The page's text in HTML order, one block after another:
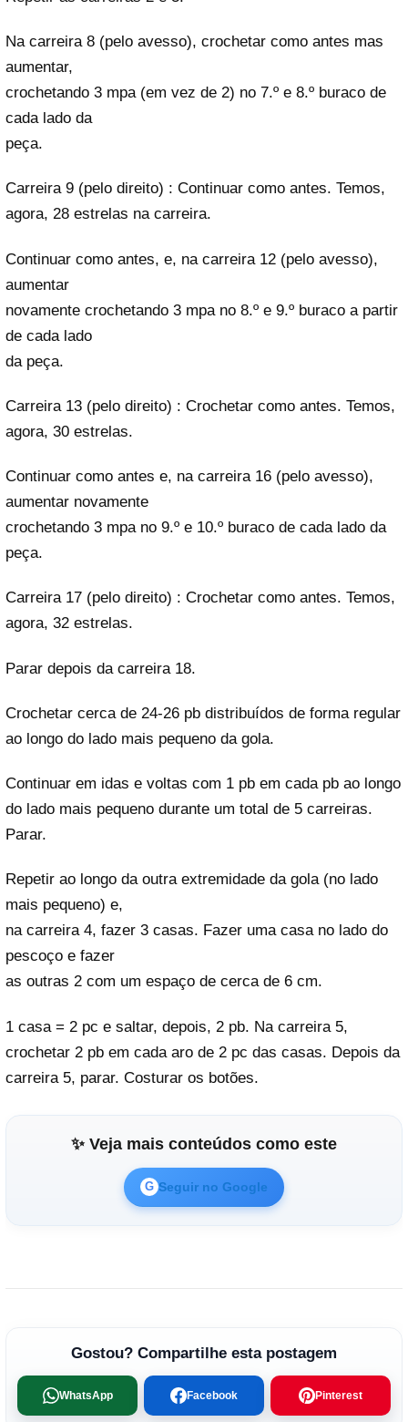
Na carreira 8 (pelo avesso), crochetar como antes mas
aumentar,
crochetando 3 mpa (em vez de 2) no 7.º e 8.º buraco de
cada lado da
peça.
Carreira 9 (pelo direito) : Continuar como antes. Temos,
agora, 28 estrelas na carreira.
Continuar como antes, e, na carreira 12 (pelo avesso),
aumentar
novamente crochetando 3 mpa no 8.º e 9.º buraco a partir
de cada lado
da peça.
Carreira 13 (pelo direito) : Crochetar como antes. Temos,
agora, 30 estrelas.
Continuar como antes e, na carreira 16 (pelo avesso),
aumentar novamente
crochetando 3 mpa no 9.º e 10.º buraco de cada lado da
peça.
Carreira 17 (pelo direito) : Crochetar como antes. Temos,
agora, 32 estrelas.
Parar depois da carreira 18.
Crochetar cerca de 24-26 pb distribuídos de forma regular
ao longo do lado mais pequeno da gola.
Continuar em idas e voltas com 1 pb em cada pb ao longo
do lado mais pequeno durante um total de 5 carreiras.
Parar.
Repetir ao longo da outra extremidade da gola (no lado
mais pequeno) e,
na carreira 4, fazer 3 casas. Fazer uma casa no lado do
pescoço e fazer
as outras 2 com um espaço de cerca de 6 cm.
1 casa = 2 pc e saltar, depois, 2 pb. Na carreira 5,
crochetar 2 pb em cada aro de 2 pc das casas. Depois da
carreira 5, parar. Costurar os botões.
✨ Veja mais conteúdos como este
G Seguir no Google
Gostou? Compartilhe esta postagem
WhatsApp Facebook Pinterest